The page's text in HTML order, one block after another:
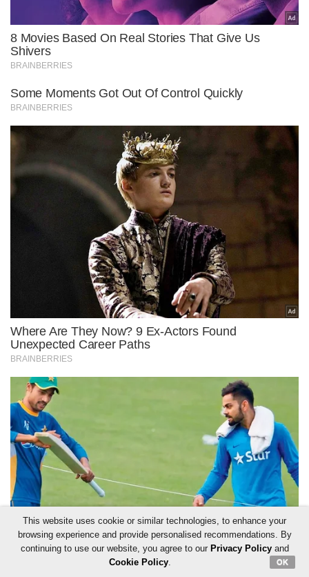
This website uses cookie or similar technologies, to enhance your
browsing experience and provide personalised recommendations. By
continuing to use our website, you agree to our Privacy Policyand
Cookie Policy. OK